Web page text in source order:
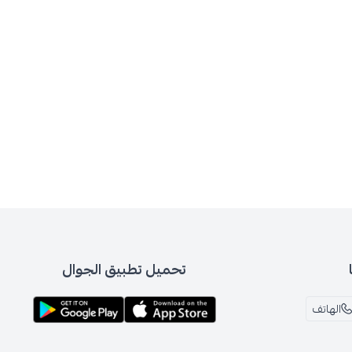
الهاتف
تحميل تطبيق الجوال